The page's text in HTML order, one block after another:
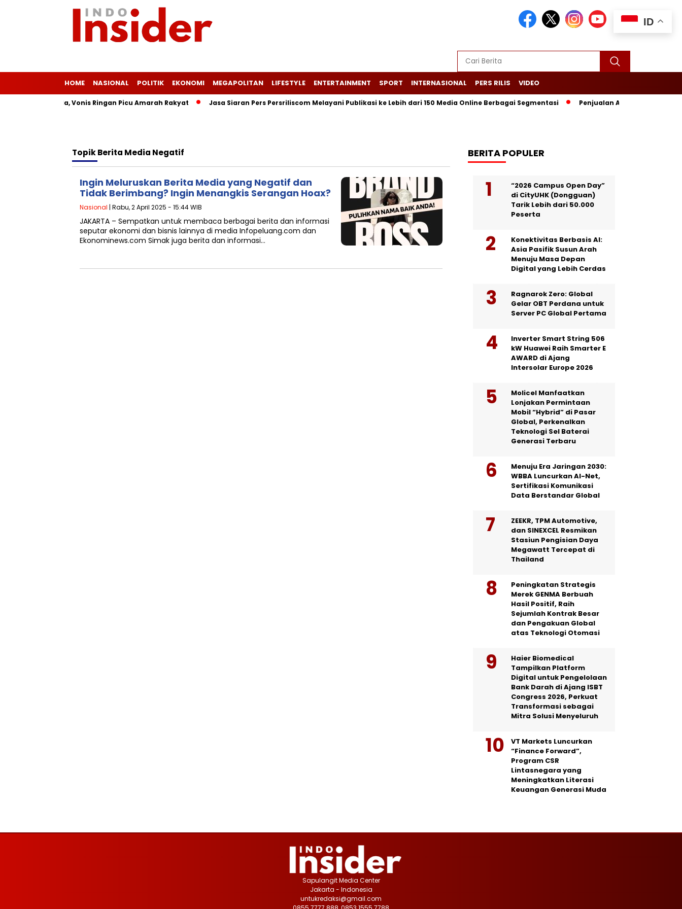
HOME NASIONAL POLITIK EKONOMI MEGAPOLITAN LIFESTYLE ENTERTAINMENT SPORT INTERNASIONAL PERS RILIS VIDEO
Merajalela, Vonis Ringan Picu Amarah Rakyat Jasa Siaran Pers Persriliscom Melayani Publikasi ke Lebih dari 150 Media Online Berbagai Segmentasi Penjualan Anjlok, Coca Cola
TopikBerita Media Negatif
Ingin Meluruskan Berita Media yang Negatif dan
Tidak Berimbang? Ingin Menangkis Serangan Hoax?
Nasional | Rabu, 2 April 2025 - 15:44 WIB
JAKARTA – Sempatkan untuk membaca berbagai berita dan informasi
seputar ekonomi dan bisnis lainnya di media Infopeluang.com dan
Ekonominews.com Simak juga berita dan informasi…
BERITA POPULER
“2026 Campus Open Day”
di CityUHK (Dongguan)
Tarik Lebih dari 50.000
Peserta
Konektivitas Berbasis AI:
Asia Pasifik Susun Arah
Menuju Masa Depan
Digital yang Lebih Cerdas
Ragnarok Zero: Global
Gelar OBT Perdana untuk
Server PC Global Pertama
Inverter Smart String 506
kW Huawei Raih Smarter E
AWARD di Ajang
Intersolar Europe 2026
Molicel Manfaatkan
Lonjakan Permintaan
Mobil “Hybrid” di Pasar
Global, Perkenalkan
Teknologi Sel Baterai
Generasi Terbaru
Menuju Era Jaringan 2030:
WBBA Luncurkan AI-Net,
Sertifikasi Komunikasi
Data Berstandar Global
ZEEKR, TPM Automotive,
dan SINEXCEL Resmikan
Stasiun Pengisian Daya
Megawatt Tercepat di
Thailand
Peningkatan Strategis
Merek GENMA Berbuah
Hasil Positif, Raih
Sejumlah Kontrak Besar
dan Pengakuan Global
atas Teknologi Otomasi
Haier Biomedical
Tampilkan Platform
Digital untuk Pengelolaan
Bank Darah di Ajang ISBT
Congress 2026, Perkuat
Transformasi sebagai
Mitra Solusi Menyeluruh
VT Markets Luncurkan
“Finance Forward”,
Program CSR
Lintasnegara yang
Meningkatkan Literasi
Keuangan Generasi Muda
ID
Sapulangit Media Center
Jakarta - Indonesia
untukredaksi@gmail.com